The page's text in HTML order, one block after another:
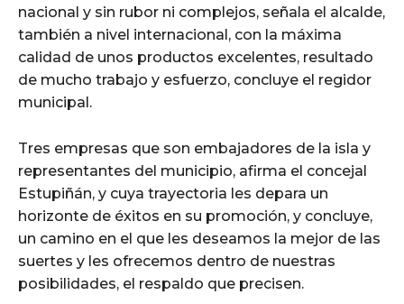
nacional y sin rubor ni complejos, señala el alcalde,
también a nivel internacional, con la máxima
calidad de unos productos excelentes, resultado
de mucho trabajo y esfuerzo, concluye el regidor
municipal.
Tres empresas que son embajadores de la isla y
representantes del municipio, afirma el concejal
Estupiñán, y cuya trayectoria les depara un
horizonte de éxitos en su promoción, y concluye,
un camino en el que les deseamos la mejor de las
suertes y les ofrecemos dentro de nuestras
posibilidades, el respaldo que precisen.